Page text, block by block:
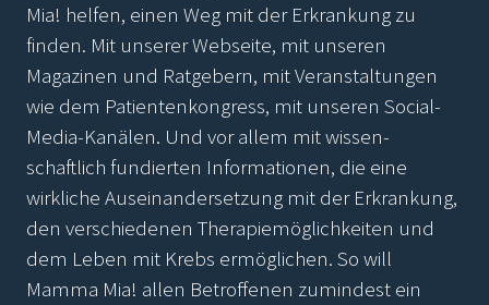
Mia! helfen, einen Weg mit der Erkrankung zu
finden. Mit unserer Webseite, mit unseren
Magazinen und Ratgebern, mit Veranstaltungen
wie dem Patientenkongress, mit unseren Social-
Media-Kanälen. Und vor allem mit wissen-
schaftlich fundierten Informationen, die eine
wirkliche Auseinandersetzung mit der Erkrankung,
den verschiedenen Therapiemöglichkeiten und
dem Leben mit Krebs ermöglichen. So will
Mamma Mia! allen Betroffenen zumindest ein